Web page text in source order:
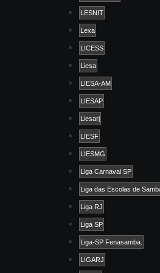
LESNIT
Lexa
LICESS
Liesa
LIESA-AM
LIESAP
Liesarj
LIESF
LIESMG
Liga Carnaval SP
Liga das Escolas de
Liga RJ
Liga SP
Liga-SP Fenasamba.
LIGARJ